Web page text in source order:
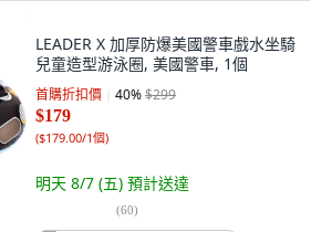
LEADER X 加厚防爆美國警車戲水坐騎
兒童造型游泳圈, 美國警車, 1個
首購折扣價 40%$299
$179
($179.00/1個)
明天 8/7 (五) 預計送達
(60)